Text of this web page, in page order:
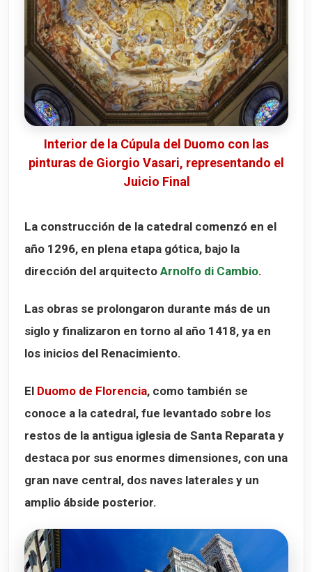
Interior de la Cúpula del Duomo con las
pinturas de Giorgio Vasari, representando el
Juicio Final
La construcción de la catedral comenzó en el
año 1296, en plena etapa gótica, bajo la
dirección del arquitecto Arnolfo di Cambio.
Las obras se prolongaron durante más de un
siglo y finalizaron en torno al año 1418, ya en
los inicios del Renacimiento.
El Duomo de Florencia, como también se
conoce a la catedral, fue levantado sobre los
restos de la antigua iglesia de Santa Reparata y
destaca por sus enormes dimensiones, con una
gran nave central, dos naves laterales y un
amplio ábside posterior.